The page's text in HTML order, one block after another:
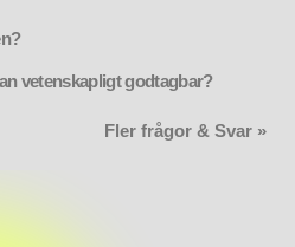
vetenskapligt godtagbar?
Fler frågor & Svar »